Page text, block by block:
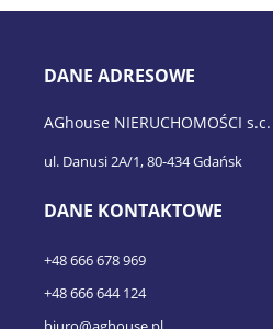
DANE ADRESOWE
AGhouse NIERUCHOMOŚCI s.c.
ul. Danusi 2A/1, 80-434 Gdańsk
DANE KONTAKTOWE
+48 666 678 969
+48 666 644 124